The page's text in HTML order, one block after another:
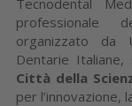
professionale
organizzato da
Dentarie
Città della
per l’innovazione,